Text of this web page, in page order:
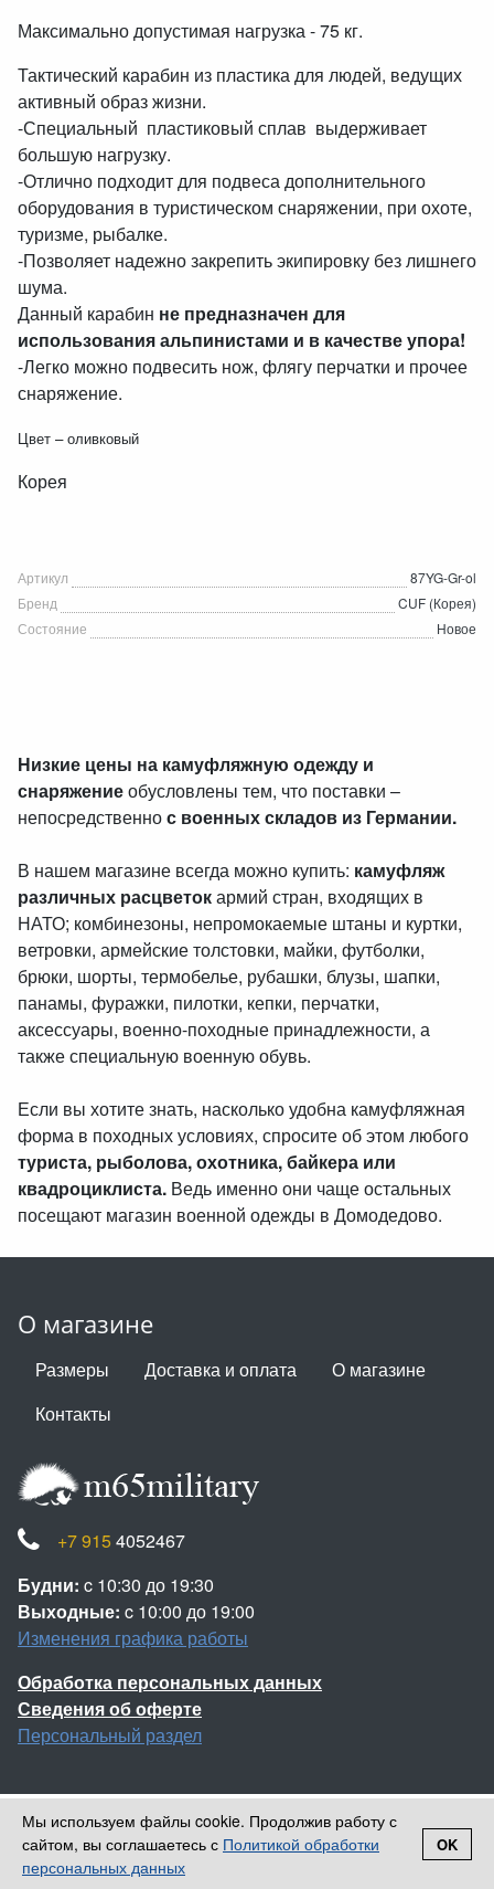
Максимально допустимая нагрузка - 75 кг.
Тактический карабин из пластика для людей, ведущих
активный образ жизни.
-Специальный пластиковый сплав выдерживает
большую нагрузку.
-Отлично подходит для подвеса дополнительного
оборудования в туристическом снаряжении, при охоте,
туризме, рыбалке.
-Позволяет надежно закрепить экипировку без лишнего
шума.
Данный карабин не предназначен для
использования альпинистами и в качестве упора!
-Легко можно подвесить нож, флягу перчатки и прочее
снаряжение.
Цвет – оливковый
Корея
Артикул
87YG-Gr-ol
Бренд
CUF (Корея)
Состояние
Новое
Низкие цены на камуфляжную одежду и
снаряжениеобусловлены тем, что поставки –
непосредственнос военных складов из Германии.
В нашем магазине всегда можно купить: камуфляж
различных расцветокармий стран, входящих в
НАТО; комбинезоны, непромокаемые штаны и куртки,
ветровки, армейские толстовки, майки, футболки,
брюки, шорты, термобелье, рубашки, блузы, шапки,
панамы, фуражки, пилотки, кепки, перчатки,
аксессуары, военно-походные принадлежности, а
также специальную военную обувь.
Если вы хотите знать, насколько удобна камуфляжная
форма в походных условиях, спросите об этом любого
туриста, рыболова, охотника, байкера или
квадроциклиста. Ведь именно они чаще остальных
посещают магазин военной одежды в Домодедово.
О магазине
Размеры Доставка и оплата
О магазине
Контакты
+7 915 4052467
Будни: c 10:30 до 19:30
Выходные: c 10:00 до 19:00
Изменения графика работы
Обработка персональных данных
Сведения об оферте
Персональный раздел
Наверх
© 2013-2026 Камуфляж НАТО
Войти
Регистрация
Корзина 0 позицийна сумму
Мы используем файлы cookie. Продолжив работу с
сайтом, вы соглашаетесь с Политикой обработки
персональных данных
OK